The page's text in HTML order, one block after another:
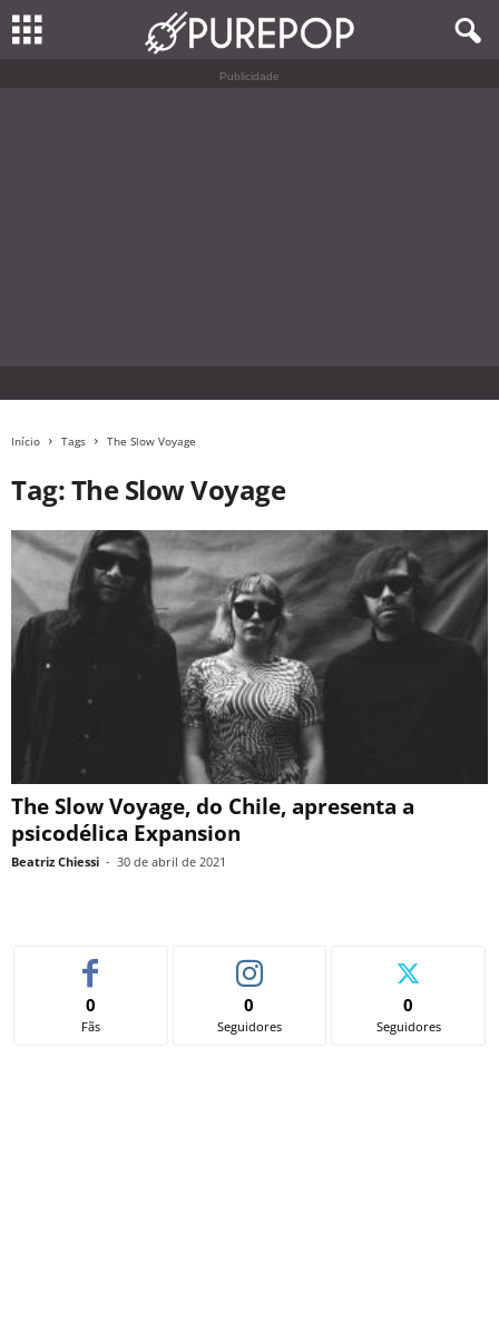
Publicidade
Início Tags The Slow Voyage
Tag: The Slow Voyage
The Slow Voyage, do Chile, apresenta a
psicodélica Expansion
Beatriz Chiessi - 30 de abril de 2021
0
Fãs
0
Seguidores
0
Seguidores